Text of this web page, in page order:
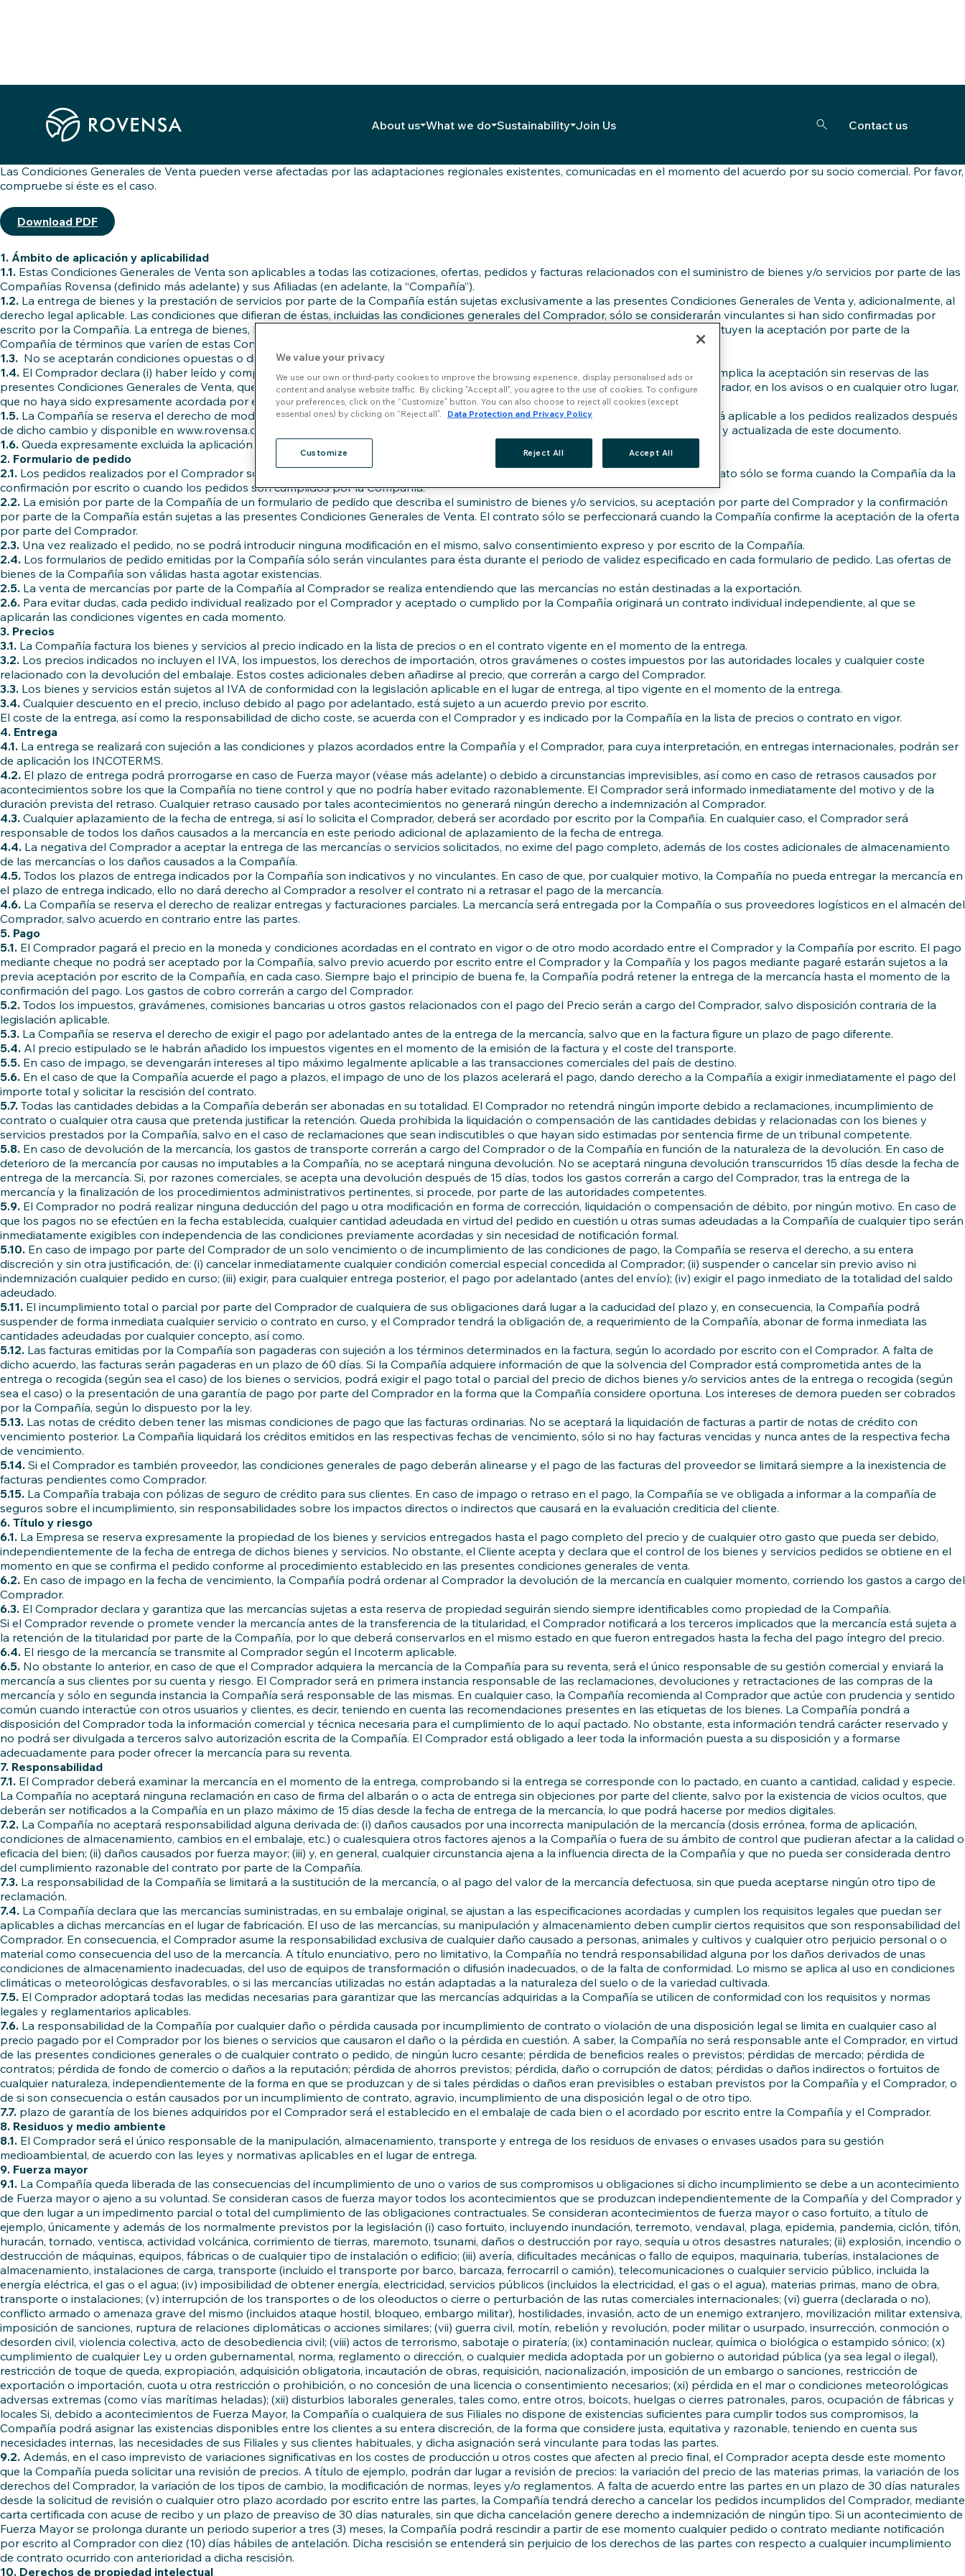
About us What we do Sustainability Join Us Contact us
Las Condiciones Generales de Venta son aplicables a todas las cotizaciones, ofertas, pedidos y contratos relacionados con el suministro de bienes y/o servicios por parte de todas
las empresas del Grupo ROVENSA.
La entrega de bienes y servicios de la Empresa está sujeta a estas Condiciones Generales de Venta y, adicionalmente, sólo a la ley estatutaria aplicable.
Las Condiciones Generales de Venta pueden verse afectadas por las adaptaciones regionales existentes, comunicadas en el momento del acuerdo por su socio comercial. Por favor,
compruebe si éste es el caso.
Download PDF
1. Ámbito de aplicación y aplicabilidad
1.1. Estas Condiciones Generales de Venta son aplicables a todas las cotizaciones, ofertas, pedidos y facturas relacionados con el suministro de bienes y/o servicios por parte de las
Compañías Rovensa (definido más adelante) y sus Afiliadas (en adelante, la “Compañía”).
1.2. La entrega de bienes y la prestación de servicios por parte de la Compañía están sujetas exclusivamente a las presentes Condiciones Generales de Venta y, adicionalmente, al
derecho legal aplicable. Las condiciones que difieran de éstas, incluidas las condiciones generales del Comprador, sólo se considerarán vinculantes si han sido confirmadas por
escrito por la Compañía. La entrega de bienes, la prestación de servicios o la aceptación de pagos por parte de la Compañía no constituyen la aceptación por parte de la
Compañía de términos que varíen de estas Condiciones Generales de Venta y de la ley estatutaria aplicable.
1.3. No se aceptarán condiciones opuestas o diferentes a éstas, salvo que se acuerde expresamente lo contrario por escrito.
1.4. El Comprador declara (i) haber leído y comprendido las presentes Condiciones Generales de Venta, (ii) que el envío de un pedido implica la aceptación sin reservas de las
presentes Condiciones Generales de Venta, que prevalecen sobre cualquier condición contenida o mencionada en el pedido del Comprador, en los avisos o en cualquier otro lugar,
que no haya sido expresamente acordada por escrito por la Compañía.
1.5. La Compañía se reserva el derecho de modificar en el tiempo las presentes Condiciones Generales de Venta. Cualquier cambio será aplicable a los pedidos realizados después
de dicho cambio y disponible en www.rovensa.com/legal. El Comprador podrá solicitar en todo momento recibir una versión completa y actualizada de este documento.
1.6. Queda expresamente excluida la aplicación de la Convención de Viena sobre Compraventa Internacional de Mercaderías.
2. Formulario de pedido
2.1. Los pedidos realizados por el Comprador sólo serán vinculantes para la Compañía tras la aceptación por escrito de ésta. Un contrato sólo se forma cuando la Compañía da la
confirmación por escrito o cuando los pedidos son cumplidos por la Compañía.
2.2. La emisión por parte de la Compañía de un formulario de pedido que describa el suministro de bienes y/o servicios, su aceptación por parte del Comprador y la confirmación
por parte de la Compañía están sujetas a las presentes Condiciones Generales de Venta. El contrato sólo se perfeccionará cuando la Compañía confirme la aceptación de la oferta
por parte del Comprador.
2.3. Una vez realizado el pedido, no se podrá introducir ninguna modificación en el mismo, salvo consentimiento expreso y por escrito de la Compañía.
2.4. Los formularios de pedido emitidas por la Compañía sólo serán vinculantes para ésta durante el periodo de validez especificado en cada formulario de pedido. Las ofertas de
bienes de la Compañía son válidas hasta agotar existencias.
2.5. La venta de mercancías por parte de la Compañía al Comprador se realiza entendiendo que las mercancías no están destinadas a la exportación.
2.6. Para evitar dudas, cada pedido individual realizado por el Comprador y aceptado o cumplido por la Compañía originará un contrato individual independiente, al que se
aplicarán las condiciones vigentes en cada momento.
3. Precios
3.1. La Compañía factura los bienes y servicios al precio indicado en la lista de precios o en el contrato vigente en el momento de la entrega.
3.2. Los precios indicados no incluyen el IVA, los impuestos, los derechos de importación, otros gravámenes o costes impuestos por las autoridades locales y cualquier coste
relacionado con la devolución del embalaje. Estos costes adicionales deben añadirse al precio, que correrán a cargo del Comprador.
3.3. Los bienes y servicios están sujetos al IVA de conformidad con la legislación aplicable en el lugar de entrega, al tipo vigente en el momento de la entrega.
3.4. Cualquier descuento en el precio, incluso debido al pago por adelantado, está sujeto a un acuerdo previo por escrito.
El coste de la entrega, así como la responsabilidad de dicho coste, se acuerda con el Comprador y es indicado por la Compañía en la lista de precios o contrato en vigor.
4. Entrega
4.1. La entrega se realizará con sujeción a las condiciones y plazos acordados entre la Compañía y el Comprador, para cuya interpretación, en entregas internacionales, podrán ser
de aplicación los INCOTERMS.
4.2. El plazo de entrega podrá prorrogarse en caso de Fuerza mayor (véase más adelante) o debido a circunstancias imprevisibles, así como en caso de retrasos causados por
acontecimientos sobre los que la Compañía no tiene control y que no podría haber evitado razonablemente. El Comprador será informado inmediatamente del motivo y de la
duración prevista del retraso. Cualquier retraso causado por tales acontecimientos no generará ningún derecho a indemnización al Comprador.
4.3. Cualquier aplazamiento de la fecha de entrega, si así lo solicita el Comprador, deberá ser acordado por escrito por la Compañía. En cualquier caso, el Comprador será
responsable de todos los daños causados a la mercancía en este periodo adicional de aplazamiento de la fecha de entrega.
4.4. La negativa del Comprador a aceptar la entrega de las mercancías o servicios solicitados, no exime del pago completo, además de los costes adicionales de almacenamiento
de las mercancías o los daños causados a la Compañía.
4.5. Todos los plazos de entrega indicados por la Compañía son indicativos y no vinculantes. En caso de que, por cualquier motivo, la Compañía no pueda entregar la mercancía en
el plazo de entrega indicado, ello no dará derecho al Comprador a resolver el contrato ni a retrasar el pago de la mercancía.
4.6. La Compañía se reserva el derecho de realizar entregas y facturaciones parciales. La mercancía será entregada por la Compañía o sus proveedores logísticos en el almacén del
Comprador, salvo acuerdo en contrario entre las partes.
5. Pago
5.1. El Comprador pagará el precio en la moneda y condiciones acordadas en el contrato en vigor o de otro modo acordado entre el Comprador y la Compañía por escrito. El pago
mediante cheque no podrá ser aceptado por la Compañía, salvo previo acuerdo por escrito entre el Comprador y la Compañía y los pagos mediante pagaré estarán sujetos a la
previa aceptación por escrito de la Compañía, en cada caso. Siempre bajo el principio de buena fe, la Compañía podrá retener la entrega de la mercancía hasta el momento de la
confirmación del pago. Los gastos de cobro correrán a cargo del Comprador.
5.2. Todos los impuestos, gravámenes, comisiones bancarias u otros gastos relacionados con el pago del Precio serán a cargo del Comprador, salvo disposición contraria de la
legislación aplicable.
5.3. La Compañía se reserva el derecho de exigir el pago por adelantado antes de la entrega de la mercancía, salvo que en la factura figure un plazo de pago diferente.
5.4. Al precio estipulado se le habrán añadido los impuestos vigentes en el momento de la emisión de la factura y el coste del transporte.
5.5. En caso de impago, se devengarán intereses al tipo máximo legalmente aplicable a las transacciones comerciales del país de destino.
5.6. En el caso de que la Compañía acuerde el pago a plazos, el impago de uno de los plazos acelerará el pago, dando derecho a la Compañía a exigir inmediatamente el pago del
importe total y solicitar la rescisión del contrato.
5.7. Todas las cantidades debidas a la Compañía deberán ser abonadas en su totalidad. El Comprador no retendrá ningún importe debido a reclamaciones, incumplimiento de
contrato o cualquier otra causa que pretenda justificar la retención. Queda prohibida la liquidación o compensación de las cantidades debidas y relacionadas con los bienes y
servicios prestados por la Compañía, salvo en el caso de reclamaciones que sean indiscutibles o que hayan sido estimadas por sentencia firme de un tribunal competente.
5.8. En caso de devolución de la mercancía, los gastos de transporte correrán a cargo del Comprador o de la Compañía en función de la naturaleza de la devolución. En caso de
deterioro de la mercancía por causas no imputables a la Compañía, no se aceptará ninguna devolución. No se aceptará ninguna devolución transcurridos 15 días desde la fecha de
entrega de la mercancía. Si, por razones comerciales, se acepta una devolución después de 15 días, todos los gastos correrán a cargo del Comprador, tras la entrega de la
mercancía y la finalización de los procedimientos administrativos pertinentes, si procede, por parte de las autoridades competentes.
5.9. El Comprador no podrá realizar ninguna deducción del pago u otra modificación en forma de corrección, liquidación o compensación de débito, por ningún motivo. En caso de
que los pagos no se efectúen en la fecha establecida, cualquier cantidad adeudada en virtud del pedido en cuestión u otras sumas adeudadas a la Compañía de cualquier tipo serán
inmediatamente exigibles con independencia de las condiciones previamente acordadas y sin necesidad de notificación formal.
5.10. En caso de impago por parte del Comprador de un solo vencimiento o de incumplimiento de las condiciones de pago, la Compañía se reserva el derecho, a su entera
discreción y sin otra justificación, de: (i) cancelar inmediatamente cualquier condición comercial especial concedida al Comprador; (ii) suspender o cancelar sin previo aviso ni
indemnización cualquier pedido en curso; (iii) exigir, para cualquier entrega posterior, el pago por adelantado (antes del envío); (iv) exigir el pago inmediato de la totalidad del saldo
adeudado.
5.11. El incumplimiento total o parcial por parte del Comprador de cualquiera de sus obligaciones dará lugar a la caducidad del plazo y, en consecuencia, la Compañía podrá
suspender de forma inmediata cualquier servicio o contrato en curso, y el Comprador tendrá la obligación de, a requerimiento de la Compañía, abonar de forma inmediata las
cantidades adeudadas por cualquier concepto, así como.
5.12. Las facturas emitidas por la Compañía son pagaderas con sujeción a los términos determinados en la factura, según lo acordado por escrito con el Comprador. A falta de
dicho acuerdo, las facturas serán pagaderas en un plazo de 60 días. Si la Compañía adquiere información de que la solvencia del Comprador está comprometida antes de la
entrega o recogida (según sea el caso) de los bienes o servicios, podrá exigir el pago total o parcial del precio de dichos bienes y/o servicios antes de la entrega o recogida (según
sea el caso) o la presentación de una garantía de pago por parte del Comprador en la forma que la Compañía considere oportuna. Los intereses de demora pueden ser cobrados
por la Compañía, según lo dispuesto por la ley.
5.13. Las notas de crédito deben tener las mismas condiciones de pago que las facturas ordinarias. No se aceptará la liquidación de facturas a partir de notas de crédito con
vencimiento posterior. La Compañía liquidará los créditos emitidos en las respectivas fechas de vencimiento, sólo si no hay facturas vencidas y nunca antes de la respectiva fecha
de vencimiento.
5.14. Si el Comprador es también proveedor, las condiciones generales de pago deberán alinearse y el pago de las facturas del proveedor se limitará siempre a la inexistencia de
facturas pendientes como Comprador.
5.15. La Compañía trabaja con pólizas de seguro de crédito para sus clientes. En caso de impago o retraso en el pago, la Compañía se ve obligada a informar a la compañía de
seguros sobre el incumplimiento, sin responsabilidades sobre los impactos directos o indirectos que causará en la evaluación crediticia del cliente.
6. Título y riesgo
6.1. La Empresa se reserva expresamente la propiedad de los bienes y servicios entregados hasta el pago completo del precio y de cualquier otro gasto que pueda ser debido,
independientemente de la fecha de entrega de dichos bienes y servicios. No obstante, el Cliente acepta y declara que el control de los bienes y servicios pedidos se obtiene en el
momento en que se confirma el pedido conforme al procedimiento establecido en las presentes condiciones generales de venta.
6.2. En caso de impago en la fecha de vencimiento, la Compañía podrá ordenar al Comprador la devolución de la mercancía en cualquier momento, corriendo los gastos a cargo del
Comprador.
6.3. El Comprador declara y garantiza que las mercancías sujetas a esta reserva de propiedad seguirán siendo siempre identificables como propiedad de la Compañía.
Si el Comprador revende o promete vender la mercancía antes de la transferencia de la titularidad, el Comprador notificará a los terceros implicados que la mercancía está sujeta a
la retención de la titularidad por parte de la Compañía, por lo que deberá conservarlos en el mismo estado en que fueron entregados hasta la fecha del pago íntegro del precio.
6.4. El riesgo de la mercancía se transmite al Comprador según el Incoterm aplicable.
6.5. No obstante lo anterior, en caso de que el Comprador adquiera la mercancía de la Compañía para su reventa, será el único responsable de su gestión comercial y enviará la
mercancía a sus clientes por su cuenta y riesgo. El Comprador será en primera instancia responsable de las reclamaciones, devoluciones y retractaciones de las compras de la
mercancía y sólo en segunda instancia la Compañía será responsable de las mismas. En cualquier caso, la Compañía recomienda al Comprador que actúe con prudencia y sentido
común cuando interactúe con otros usuarios y clientes, es decir, teniendo en cuenta las recomendaciones presentes en las etiquetas de los bienes. La Compañía pondrá a
disposición del Comprador toda la información comercial y técnica necesaria para el cumplimiento de lo aquí pactado. No obstante, esta información tendrá carácter reservado y
no podrá ser divulgada a terceros salvo autorización escrita de la Compañía. El Comprador está obligado a leer toda la información puesta a su disposición y a formarse
adecuadamente para poder ofrecer la mercancía para su reventa.
7. Responsabilidad
7.1. El Comprador deberá examinar la mercancía en el momento de la entrega, comprobando si la entrega se corresponde con lo pactado, en cuanto a cantidad, calidad y especie.
La Compañía no aceptará ninguna reclamación en caso de firma del albarán o o acta de entrega sin objeciones por parte del cliente, salvo por la existencia de vicios ocultos, que
deberán ser notificados a la Compañía en un plazo máximo de 15 días desde la fecha de entrega de la mercancía, lo que podrá hacerse por medios digitales.
7.2. La Compañía no aceptará responsabilidad alguna derivada de: (i) daños causados por una incorrecta manipulación de la mercancía (dosis errónea, forma de aplicación,
condiciones de almacenamiento, cambios en el embalaje, etc.) o cualesquiera otros factores ajenos a la Compañía o fuera de su ámbito de control que pudieran afectar a la calidad o
eficacia del bien; (ii) daños causados por fuerza mayor; (iii) y, en general, cualquier circunstancia ajena a la influencia directa de la Compañía y que no pueda ser considerada dentro
del cumplimiento razonable del contrato por parte de la Compañía.
7.3. La responsabilidad de la Compañía se limitará a la sustitución de la mercancía, o al pago del valor de la mercancía defectuosa, sin que pueda aceptarse ningún otro tipo de
reclamación.
7.4. La Compañía declara que las mercancías suministradas, en su embalaje original, se ajustan a las especificaciones acordadas y cumplen los requisitos legales que puedan ser
aplicables a dichas mercancías en el lugar de fabricación. El uso de las mercancías, su manipulación y almacenamiento deben cumplir ciertos requisitos que son responsabilidad del
Comprador. En consecuencia, el Comprador asume la responsabilidad exclusiva de cualquier daño causado a personas, animales y cultivos y cualquier otro perjuicio personal o o
material como consecuencia del uso de la mercancía. A título enunciativo, pero no limitativo, la Compañía no tendrá responsabilidad alguna por los daños derivados de unas
condiciones de almacenamiento inadecuadas, del uso de equipos de transformación o difusión inadecuados, o de la falta de conformidad. Lo mismo se aplica al uso en condiciones
climáticas o meteorológicas desfavorables, o si las mercancías utilizadas no están adaptadas a la naturaleza del suelo o de la variedad cultivada.
7.5. El Comprador adoptará todas las medidas necesarias para garantizar que las mercancías adquiridas a la Compañía se utilicen de conformidad con los requisitos y normas
legales y reglamentarios aplicables.
7.6. La responsabilidad de la Compañía por cualquier daño o pérdida causada por incumplimiento de contrato o violación de una disposición legal se limita en cualquier caso al
precio pagado por el Comprador por los bienes o servicios que causaron el daño o la pérdida en cuestión. A saber, la Compañía no será responsable ante el Comprador, en virtud
de las presentes condiciones generales o de cualquier contrato o pedido, de ningún lucro cesante; pérdida de beneficios reales o previstos; pérdidas de mercado; pérdida de
contratos; pérdida de fondo de comercio o daños a la reputación; pérdida de ahorros previstos; pérdida, daño o corrupción de datos; pérdidas o daños indirectos o fortuitos de
cualquier naturaleza, independientemente de la forma en que se produzcan y de si tales pérdidas o daños eran previsibles o estaban previstos por la Compañía y el Comprador, o
de si son consecuencia o están causados por un incumplimiento de contrato, agravio, incumplimiento de una disposición legal o de otro tipo.
7.7. plazo de garantía de los bienes adquiridos por el Comprador será el establecido en el embalaje de cada bien o el acordado por escrito entre la Compañía y el Comprador.
8. Residuos y medio ambiente
8.1. El Comprador será el único responsable de la manipulación, almacenamiento, transporte y entrega de los residuos de envases o envases usados para su gestión
medioambiental, de acuerdo con las leyes y normativas aplicables en el lugar de entrega.
9. Fuerza mayor
9.1. La Compañía queda liberada de las consecuencias del incumplimiento de uno o varios de sus compromisos u obligaciones si dicho incumplimiento se debe a un acontecimiento
de Fuerza mayor o ajeno a su voluntad. Se consideran casos de fuerza mayor todos los acontecimientos que se produzcan independientemente de la Compañía y del Comprador y
que den lugar a un impedimento parcial o total del cumplimiento de las obligaciones contractuales. Se consideran acontecimientos de fuerza mayor o caso fortuito, a título de
ejemplo, únicamente y además de los normalmente previstos por la legislación (i) caso fortuito, incluyendo inundación, terremoto, vendaval, plaga, epidemia, pandemia, ciclón, tifón,
huracán, tornado, ventisca, actividad volcánica, corrimiento de tierras, maremoto, tsunami, daños o destrucción por rayo, sequía u otros desastres naturales; (ii) explosión, incendio o
destrucción de máquinas, equipos, fábricas o de cualquier tipo de instalación o edificio; (iii) avería, dificultades mecánicas o fallo de equipos, maquinaria, tuberías, instalaciones de
almacenamiento, instalaciones de carga, transporte (incluido el transporte por barco, barcaza, ferrocarril o camión), telecomunicaciones o cualquier servicio público, incluida la
energía eléctrica, el gas o el agua; (iv) imposibilidad de obtener energía, electricidad, servicios públicos (incluidos la electricidad, el gas o el agua), materias primas, mano de obra,
transporte o instalaciones; (v) interrupción de los transportes o de los oleoductos o cierre o perturbación de las rutas comerciales internacionales; (vi) guerra (declarada o no),
conflicto armado o amenaza grave del mismo (incluidos ataque hostil, bloqueo, embargo militar), hostilidades, invasión, acto de un enemigo extranjero, movilización militar extensiva,
imposición de sanciones, ruptura de relaciones diplomáticas o acciones similares; (vii) guerra civil, motín, rebelión y revolución, poder militar o usurpado, insurrección, conmoción o
desorden civil, violencia colectiva, acto de desobediencia civil; (viii) actos de terrorismo, sabotaje o piratería; (ix) contaminación nuclear, química o biológica o estampido sónico; (x)
cumplimiento de cualquier Ley u orden gubernamental, norma, reglamento o dirección, o cualquier medida adoptada por un gobierno o autoridad pública (ya sea legal o ilegal),
restricción de toque de queda, expropiación, adquisición obligatoria, incautación de obras, requisición, nacionalización, imposición de un embargo o sanciones, restricción de
exportación o importación, cuota u otra restricción o prohibición, o no concesión de una licencia o consentimiento necesarios; (xi) pérdida en el mar o condiciones meteorológicas
adversas extremas (como vías marítimas heladas); (xii) disturbios laborales generales, tales como, entre otros, boicots, huelgas o cierres patronales, paros, ocupación de fábricas y
locales Si, debido a acontecimientos de Fuerza Mayor, la Compañía o cualquiera de sus Filiales no dispone de existencias suficientes para cumplir todos sus compromisos, la
Compañía podrá asignar las existencias disponibles entre los clientes a su entera discreción, de la forma que considere justa, equitativa y razonable, teniendo en cuenta sus
necesidades internas, las necesidades de sus Filiales y sus clientes habituales, y dicha asignación será vinculante para todas las partes.
9.2. Además, en el caso imprevisto de variaciones significativas en los costes de producción u otros costes que afecten al precio final, el Comprador acepta desde este momento
que la Compañía pueda solicitar una revisión de precios. A título de ejemplo, podrán dar lugar a revisión de precios: la variación del precio de las materias primas, la variación de los
derechos del Comprador, la variación de los tipos de cambio, la modificación de normas, leyes y/o reglamentos. A falta de acuerdo entre las partes en un plazo de 30 días naturales
desde la solicitud de revisión o cualquier otro plazo acordado por escrito entre las partes, la Compañía tendrá derecho a cancelar los pedidos incumplidos del Comprador, mediante
carta certificada con acuse de recibo y un plazo de preaviso de 30 días naturales, sin que dicha cancelación genere derecho a indemnización de ningún tipo. Si un acontecimiento de
Fuerza Mayor se prolonga durante un periodo superior a tres (3) meses, la Compañía podrá rescindir a partir de ese momento cualquier pedido o contrato mediante notificación
por escrito al Comprador con diez (10) días hábiles de antelación. Dicha rescisión se entenderá sin perjuicio de los derechos de las partes con respecto a cualquier incumplimiento
de contrato ocurrido con anterioridad a dicha rescisión.
10. Derechos de propiedad intelectual
We value your privacy
We use our own or third-party cookies to improve the browsing experience, display personalised ads or
content and analyse website traffic. By clicking "Accept all", you agree to the use of cookies. To configure
your preferences, click on the “Customize” button. You can also choose to reject all cookies (except
essential ones) by clicking on “Reject all”.
Data Protection and Privacy Policy
Customize Reject All Accept All